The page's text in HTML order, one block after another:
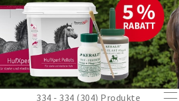
334 - 334 (304) Produkte